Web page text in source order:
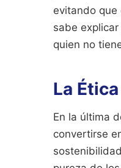
evitando que
sabe
quien no
La
En la última
convertirse